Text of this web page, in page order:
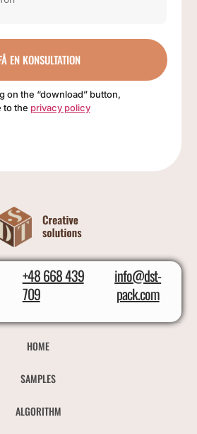
EN KONSULTATION
on the “download” button,
to the privacy policy
+48 668 439
709
info@dst-
pack.com
HOME
SAMPLES
ALGORITHM